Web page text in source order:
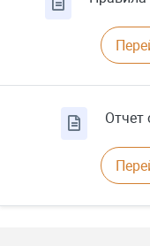
Отчет